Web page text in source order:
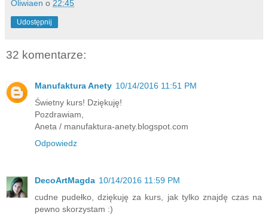
Oliwiaen o 22:45
Udostępnij
32 komentarze:
Manufaktura Anety 10/14/2016 11:51 PM
Świetny kurs! Dziękuję!
Pozdrawiam,
Aneta / manufaktura-anety.blogspot.com
Odpowiedz
DecoArtMagda 10/14/2016 11:59 PM
cudne pudełko, dziękuję za kurs, jak tylko znajdę czas na
pewno skorzystam :)